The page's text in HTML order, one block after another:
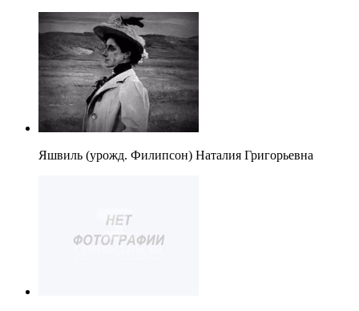
Яшвиль (урожд. Филипсон) Наталия Григорьевна